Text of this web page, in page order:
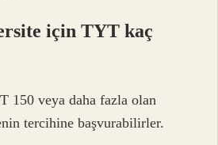
için TYT kaç
150 veya daha fazla olan
tercihine başvurabilirler.